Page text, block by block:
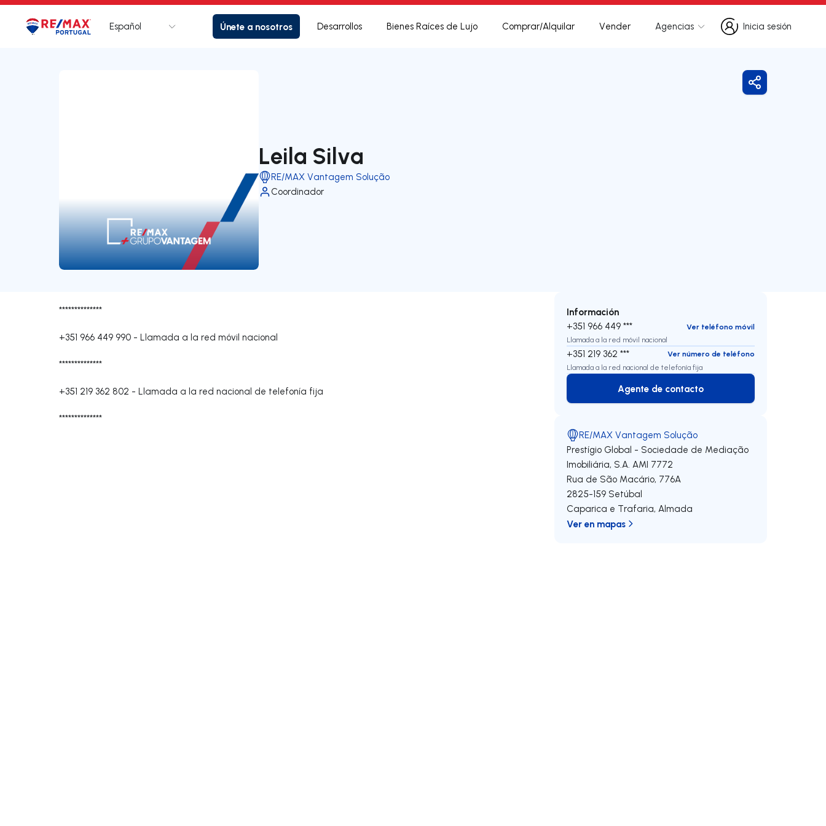
LogotipoIr a la página de inicio
Español Únete a nosotros Desarrollos Bienes Raíces de Lujo Comprar/Alquilar Vender Agencias
Inicia sesión
Inicia sesión
Leila Silva
RE/MAX Vantagem Solução
Coordinador
Compartir
**************
+351 966 449 990 - Llamada a la red móvil nacional
**************
+351 219 362 802 - Llamada a la red nacional de telefonía fija
**************
Información
+351 966 449 ***
Ver teléfono móvil
Llamada a la red móvil nacional
+351 219 362 ***
Ver número de teléfono
Llamada a la red nacional de telefonía fija
Agente de contacto
Agente de contacto
RE/MAX Vantagem Solução
Prestígio Global - Sociedade de Mediação
Imobiliária, S.A. AMI 7772
Rua de São Macário, 776A
2825-159 Setúbal
Caparica e Trafaria,Almada
Ver en mapas